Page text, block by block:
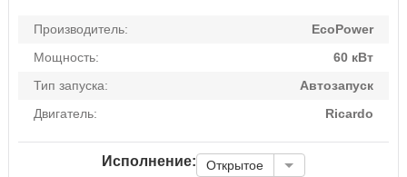
Производитель:
EcoPower
Мощность:
60 кВт
Тип запуска:
Автозапуск
Двигатель:
Ricardo
Исполнение: Открытое